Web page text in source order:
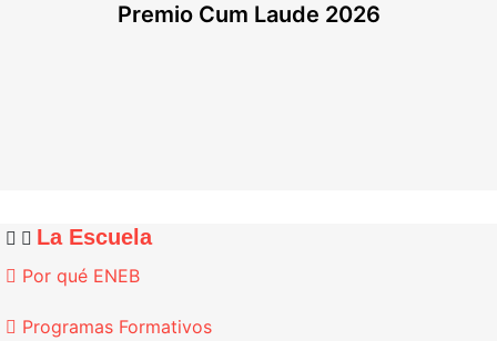
Premio Cum Laude 2026
La Escuela
Por qué ENEB
Programas Formativos